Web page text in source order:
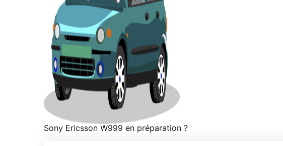
Sony Ericsson W999 en préparation ?